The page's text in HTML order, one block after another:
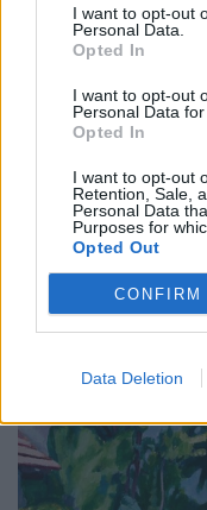
I want to opt-out
Personal Data.
Opted In
I want to opt-out
Personal Data
Opted In
I want to opt-out
Retention, Sale,
Personal Data
Purposes for
Opted Out
CONFIRM
Data Deletion
és nemzetközi
történetét újraíró
magyar vizuális
GALÉRIA